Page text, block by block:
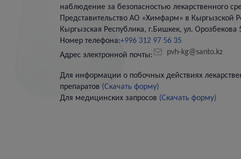
наблюдение за безопасностью лекарственного
Представительство АО «Химфарм» в Кыргызской
Кыргызская Республика, г.Бишкек, ул. Орозбекова
Номер телефона:+996 312 97 56 35
Адрес электронной почты:
pvh-kg@santo.kz
Для информации о побочных действиях
препаратов (Скачать форму)
Для медицинских запросов (Скачать форму)